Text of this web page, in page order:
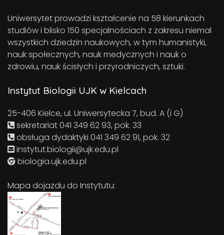
Uniwersytet prowadzi kształcenie na 58 kierunkach
studiów i blisko 150 specjalnościach z zakresu niemal
wszystkich dziedzin naukowych, w tym humanistyki,
nauk społecznych, nauk medycznych i nauk o
zdrowiu, nauk ścisłych i przyrodniczych, sztuki.
Instytut Biologii UJK w Kielcach
25-406 Kielce, ul. Uniwersytecka 7, bud. A (i G)
sekretariat 041 349 62 93, pok. 33
obsługa dydaktyki 041 349 62 91, pok. 32
instytut.biologii@ujk.edu.pl
biologia.ujk.edu.pl
Mapa dojazdu do Instytutu: